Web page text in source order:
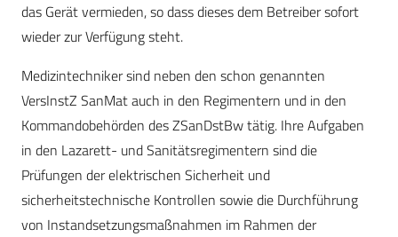
das Gerät vermieden, so dass dieses dem Betreiber sofort
wieder zur Verfügung steht.
Medizintechniker sind neben den schon genannten
VersInstZ SanMat auch in den Regimentern und in den
Kommandobehörden des ZSanDstBw tätig. Ihre Aufgaben
in den Lazarett- und Sanitätsregimentern sind die
Prüfungen der elektrischen Sicherheit und
sicherheitstechnische Kontrollen sowie die Durchführung
von Instandsetzungsmaßnahmen im Rahmen der